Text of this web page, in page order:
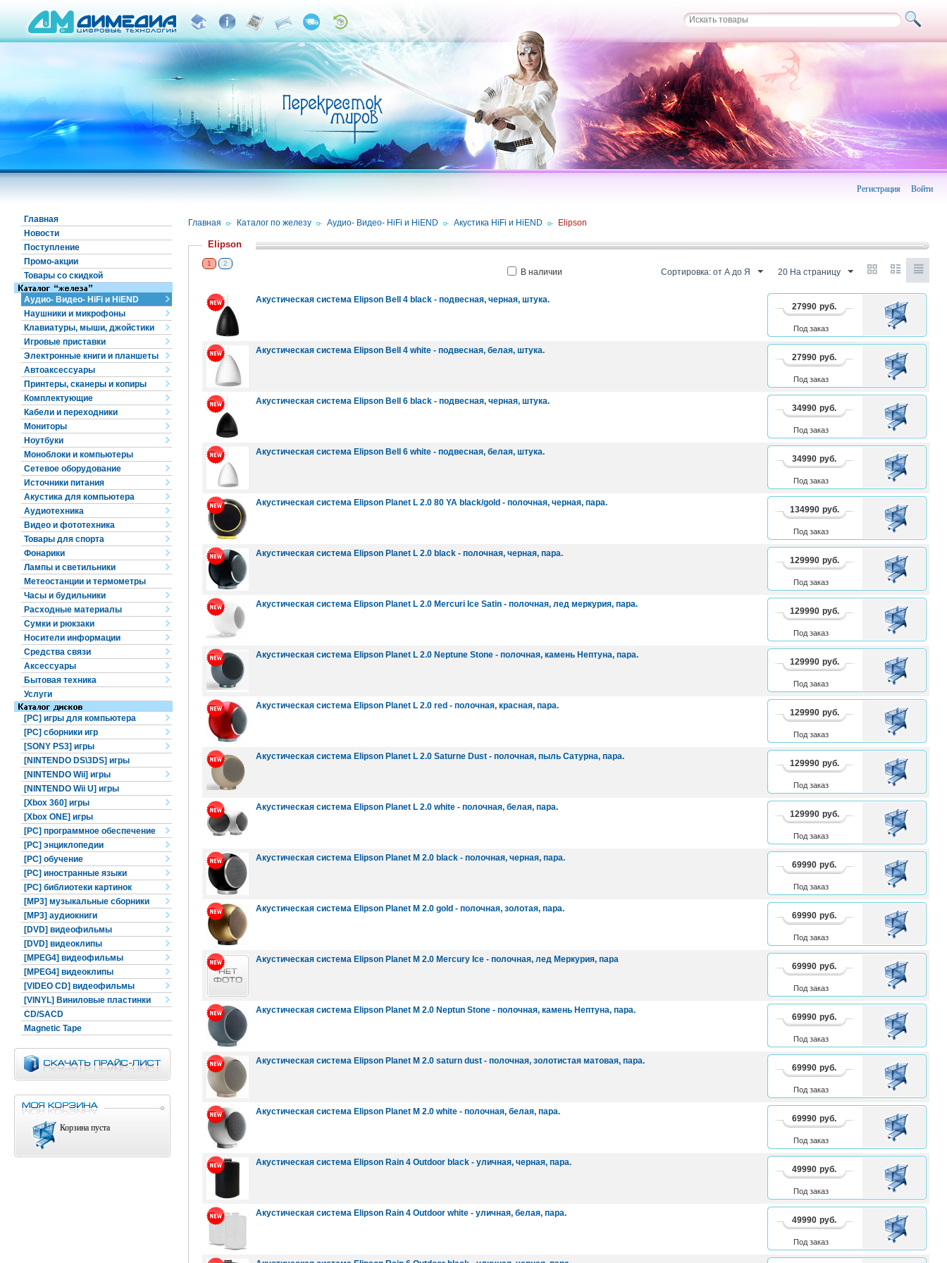
Войти
Регистрация
Главная
Новости
Поступление
Промо-акции
Товары со скидкой
Аудио- Видео- HiFi и HiEND
Наушники и микрофоны
Клавиатуры, мыши, джойстики
Игровые приставки
Электронные книги и планшеты
Автоаксессуары
Принтеры, сканеры и копиры
Комплектующие
Кабели и переходники
Мониторы
Ноутбуки
Моноблоки и компьютеры
Сетевое оборудование
Источники питания
Акустика для компьютера
Аудиотехника
Видео и фототехника
Товары для спорта
Фонарики
Лампы и светильники
Метеостанции и термометры
Часы и будильники
Расходные материалы
Сумки и рюкзаки
Носители информации
Средства связи
Аксессуары
Бытовая техника
Услуги
[PC] игры для компьютера
[PC] сборники игр
[SONY PS3] игры
[NINTENDO DS\3DS] игры
[NINTENDO Wii] игры
[NINTENDO Wii U] игры
[Xbox 360] игры
[Xbox ONE] игры
[PC] программное обеспечение
[PC] энциклопедии
[PC] обучение
[PC] иностранные языки
[PC] библиотеки картинок
[MP3] музыкальные сборники
[MP3] аудиокниги
[DVD] видеофильмы
[DVD] видеоклипы
[MPEG4] видеофильмы
[MPEG4] видеоклипы
[VIDEO CD] видеофильмы
[VINYL] Виниловые пластинки
CD/SACD
Magnetic Tape
Корзина пуста
Главная / Каталог по железу / Аудио- Видео- HiFi и HiEND / Акустика HiFi и HiEND / Elipson
В наличии
Elipson
1 2
Сортировка: от А до Я 20 На страницу
Акустическая система Elipson Bell 4 black - подвесная, черная, штука.
27990 руб.
Под заказ
В
КОРЗИНУ
Акустическая система Elipson Bell 4 white - подвесная, белая, штука.
27990 руб.
Под заказ
В
КОРЗИНУ
Акустическая система Elipson Bell 6 black - подвесная, черная, штука.
34990 руб.
Под заказ
В
КОРЗИНУ
Акустическая система Elipson Bell 6 white - подвесная, белая, штука.
34990 руб.
Под заказ
В
КОРЗИНУ
Акустическая система Elipson Planet L 2.0 80 YA black/gold - полочная, черная, пара.
134990 руб.
Под заказ
В
КОРЗИНУ
Акустическая система Elipson Planet L 2.0 black - полочная, черная, пара.
129990 руб.
Под заказ
В
КОРЗИНУ
Акустическая система Elipson Planet L 2.0 Mercuri Ice Satin - полочная, лед меркурия, пара.
129990 руб.
Под заказ
В
КОРЗИНУ
Акустическая система Elipson Planet L 2.0 Neptune Stone - полочная, камень Нептуна, пара.
129990 руб.
Под заказ
В
КОРЗИНУ
Акустическая система Elipson Planet L 2.0 red - полочная, красная, пара.
129990 руб.
Под заказ
В
КОРЗИНУ
Акустическая система Elipson Planet L 2.0 Saturne Dust - полочная, пыль Сатурна, пара.
129990 руб.
Под заказ
В
КОРЗИНУ
Акустическая система Elipson Planet L 2.0 white - полочная, белая, пара.
129990 руб.
Под заказ
В
КОРЗИНУ
Акустическая система Elipson Planet M 2.0 black - полочная, черная, пара.
69990 руб.
Под заказ
В
КОРЗИНУ
Акустическая система Elipson Planet M 2.0 gold - полочная, золотая, пара.
69990 руб.
Под заказ
В
КОРЗИНУ
Акустическая система Elipson Planet M 2.0 Mercury Ice - полочная, лед Меркурия, пара
69990 руб.
Под заказ
В
КОРЗИНУ
Акустическая система Elipson Planet M 2.0 Neptun Stone - полочная, камень Нептуна, пара.
69990 руб.
Под заказ
В
КОРЗИНУ
Акустическая система Elipson Planet M 2.0 saturn dust - полочная, золотистая матовая, пара.
69990 руб.
Под заказ
В
КОРЗИНУ
Акустическая система Elipson Planet M 2.0 white - полочная, белая, пара.
69990 руб.
Под заказ
В
КОРЗИНУ
Акустическая система Elipson Rain 4 Outdoor black - уличная, черная, пара.
49990 руб.
Под заказ
В
КОРЗИНУ
Акустическая система Elipson Rain 4 Outdoor white - уличная, белая, пара.
49990 руб.
Под заказ
В
КОРЗИНУ